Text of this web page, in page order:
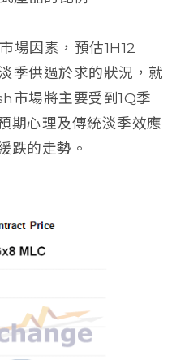
場因素，預估1H12
季供過於求的狀況，就
市場將主要受到1Q季
期心理及傳統淡季效應
跌的走勢。